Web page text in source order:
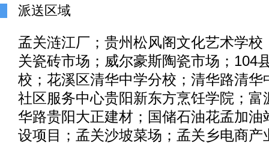
派送区域
孟关涟江厂；贵州松风阁文化艺术学校
关瓷砖市场；威尔豪斯陶瓷市场；104
校；花溪区清华中学分校；清华路清华
社区服务中心贵阳新东方烹饪学院；富
华路贵阳大正建材；国储石油花孟加油
设项目；孟关沙坡菜场；孟关乡电商产